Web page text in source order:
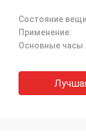
Состояние
Применение: